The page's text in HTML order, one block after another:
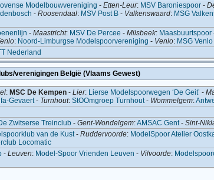
Modelbouwvereniging -Etten-Leur: MSV Baroniespoor -
-Roosendaal: MSV Post B - Valkenswaard: MSG
-Maastricht: MSV De Percee -Milsbeek: Maasbuurtspoor
: Noord-Limburgse Modelspoorvereniging - Venlo: MSG Venlo
Nederland
verenigingen België (Vlaams Gewest)
: MSC De Kempen -Lier: Lierse Modelspoorwegen ‘De Geit’ -
Gevaert- Turnhout:StOOmgroep Turnhout- Wommelgem:
Zwitserse Treinclub -Gent-Wondelgem:AMSAC Gent-Sint-
van de Kust-Ruddervoorde: ModelSpoor Atelier
Locomatic
-Leuven: Model-Spoor Vrienden Leuven - Vilvoorde: